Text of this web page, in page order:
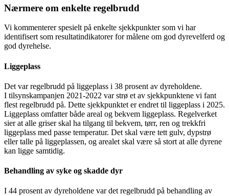
Nærmere om enkelte regelbrudd
Vi kommenterer spesielt på enkelte sjekkpunkter som vi har
identifisert som resultatindikatorer for målene om god dyrevelferd og
god dyrehelse.
Liggeplass
Det var regelbrudd på liggeplass i 38 prosent av dyreholdene.
I tilsynskampanjen 2021-2022 var strø et av sjekkpunktene vi fant
flest regelbrudd på. Dette sjekkpunktet er endret til liggeplass i 2025.
Liggeplass omfatter både areal og bekvem liggeplass. Regelverket
sier at alle griser skal ha tilgang til bekvem, tørr, ren og trekkfri
liggeplass med passe temperatur. Det skal være tett gulv, dypstrø
eller talle på liggeplassen, og arealet skal være så stort at alle dyrene
kan ligge samtidig.
Behandling av syke og skadde dyr
I 44 prosent av dyreholdene var det regelbrudd på behandling av